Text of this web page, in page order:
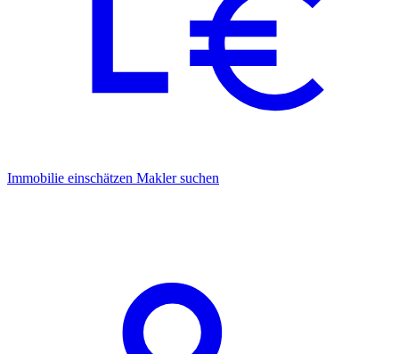
Immobilie einschätzen Makler suchen